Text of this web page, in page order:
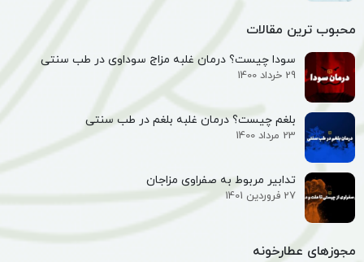
محبوب ترین مقالات
سودا چیست؟ درمان غلبه مزاج سوداوی در طب سنتی
29 خرداد 1400
بلغم چیست؟ درمان غلبه بلغم در طب سنتی
23 مرداد 1400
تدابیر مربوط به صفراوی مزاجان
27 فروردین 1401
مجوزهای عطارخونه